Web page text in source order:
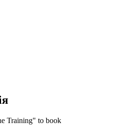
Training" to book